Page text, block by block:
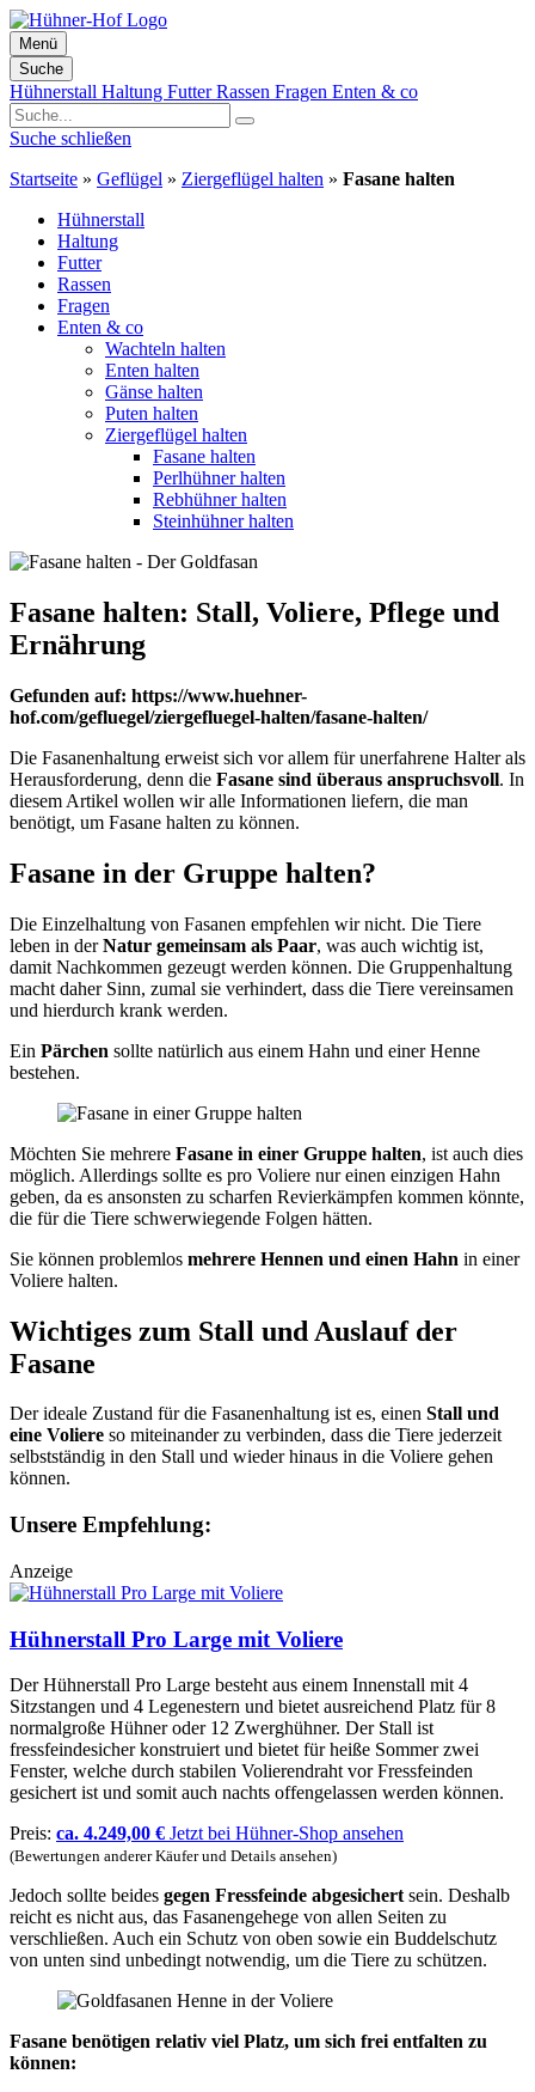
Menü
Suche
Zum
Inhalt
springen
Hühnerstall Haltung FutterRassen Fragen Enten & co
Suche schließen
Startseite » Geflügel » Ziergeflügel halten » Fasane halten
Hühnerstall
Haltung
Futter
Rassen
Fragen
Enten & co
Wachteln halten
Enten halten
Gänse halten
Puten halten
Ziergeflügel halten
Fasane halten
Perlhühner halten
Rebhühner halten
Steinhühner halten
Fasane halten: Stall, Voliere, Pflege und
Ernährung
Gefunden auf: https://www.huehner-
hof.com/gefluegel/ziergefluegel-halten/fasane-halten/
Die Fasanenhaltung erweist sich vor allem für unerfahrene Halter als
Herausforderung, denn die Fasane sind überaus anspruchsvoll. In
diesem Artikel wollen wir alle Informationen liefern, die man
benötigt, um Fasane halten zu können.
Fasane in der Gruppe halten?
Die Einzelhaltung von Fasanen empfehlen wir nicht. Die Tiere
leben in derNatur gemeinsam als Paar, was auch wichtig ist,
damit Nachkommen gezeugt werden können. Die Gruppenhaltung
macht daher Sinn, zumal sie verhindert, dass die Tiere vereinsamen
und hierdurch krank werden.
Ein Pärchen sollte natürlich aus einem Hahn und einer Henne
bestehen.
Möchten Sie mehrere Fasane in einer Gruppe halten, ist auch dies
möglich. Allerdings sollte es pro Voliere nur einen einzigen Hahn
geben, da es ansonsten zu scharfen Revierkämpfen kommen könnte,
die für die Tiere schwerwiegende Folgen hätten.
Sie können problemlos mehrere Hennen und einen Hahn in einer
Voliere halten.
Wichtiges zum Stall und Auslauf der
Fasane
Der ideale Zustand für die Fasanenhaltung ist es, einen Stall und
eine Voliere so miteinander zu verbinden, dass die Tiere jederzeit
selbstständig in den Stall und wieder hinaus in die Voliere gehen
können.
Unsere Empfehlung:
Anzeige
Hühnerstall Pro Large mit Voliere
Der Hühnerstall Pro Large besteht aus einem Innenstall mit 4
Sitzstangen und 4 Legenestern und bietet ausreichend Platz für 8
normalgroße Hühner oder 12 Zwerghühner. Der Stall ist
fressfeindesicher konstruiert und bietet für heiße Sommer zwei
Fenster, welche durch stabilen Volierendraht vor Fressfeinden
gesichert ist und somit auch nachts offengelassen werden können.
Preis: ca. 4.249,00 € Jetzt bei Hühner-Shop ansehen
(Bewertungen anderer Käufer und Details ansehen)
Jedoch sollte beides gegen Fressfeinde abgesichert sein. Deshalb
reicht es nicht aus, das Fasanengehege von allen Seiten zu
verschließen. Auch ein Schutz von oben sowie ein Buddelschutz
von unten sind unbedingt notwendig, um die Tiere zu schützen.
Fasane benötigen relativ viel Platz, um sich frei entfalten zu
können: